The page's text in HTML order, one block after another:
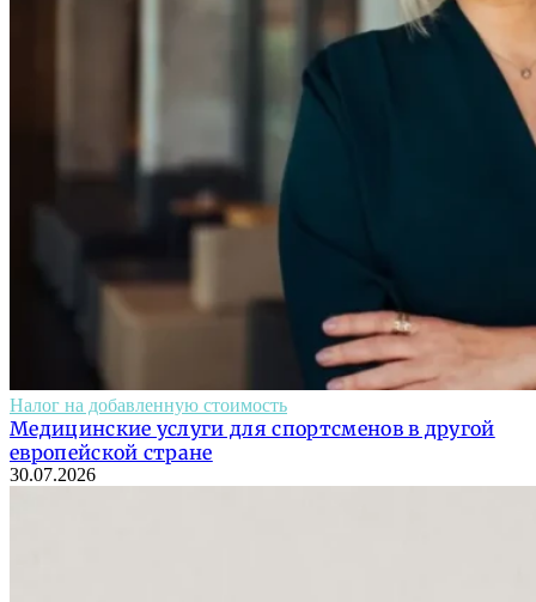
Налог на добавленную стоимость
Медицинские услуги для спортсменов в другой
европейской стране
30.07.2026